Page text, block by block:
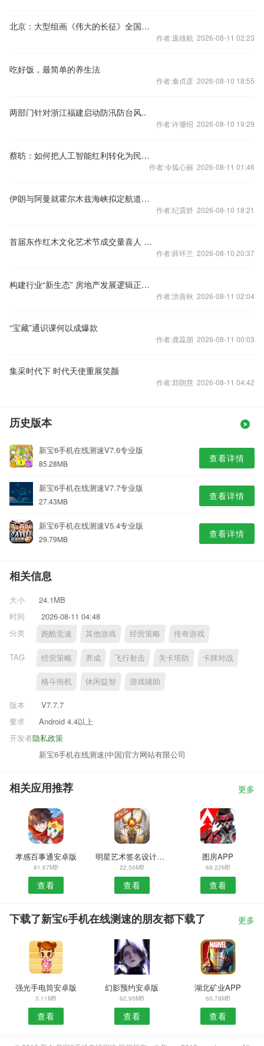
北京：大型组画《伟大的长征》全国巡展首展开幕
作者:庞雄航 2026-08-11 02:23
吃好饭，最简单的养生法
作者:秦贞彦 2026-08-10 18:55
两部门针对浙江福建启动防汛防台风..
作者:许珊绍 2026-08-10 19:29
蔡昉：如何把人工智能红利转化为民生福祉？
作者:令狐心丽 2026-08-11 01:46
伊朗与阿曼就霍尔木兹海峡拟定航道坐标达成一致
作者:纪震舒 2026-08-10 18:21
首届东作红木文化艺术节成交量喜人 红木市场全面回暖
作者:薛环兰 2026-08-10 20:37
构建行业“新生态” 房地产发展逻辑正在转换
作者:洪善秋 2026-08-11 02:04
“宝藏”通识课何以成爆款
作者:龚蕊朋 2026-08-11 00:03
集采时代下 时代天使重展笑颜
作者:郑朗慧 2026-08-11 04:42
历史版本
新宝6手机在线测速V7.6专业版
85.28MB 查看详情
新宝6手机在线测速V7.7专业版
27.43MB 查看详情
新宝6手机在线测速V5.4专业版
29.79MB 查看详情
相关信息
大小
24.1MB
时间
2026-08-11 04:48
分类
跑酷竞速 其他游戏 经营策略 传奇游戏
TAG 经营策略 养成 飞行射击 关卡塔防 卡牌对战
格斗街机 休闲益智 游戏辅助
版本
V7.7.7
要求
Android 4.4以上
隐私政策
开发者
新宝6手机在线测速(中国)官方网站有限公司
相关应用推荐 更多
孝感百事通安卓版
81.67MB
查看
明星艺术签名设计安卓版
22.56MB
查看
图房APP
68.22MB
查看
下载了新宝6手机在线测速的朋友都下载了 更多
强光手电筒安卓版
3.11MB
查看
幻影预约安卓版
62.95MB
查看
湖北矿业APP
60.78MB
查看